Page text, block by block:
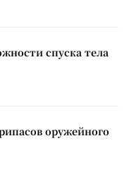
спуска тела
оружейного